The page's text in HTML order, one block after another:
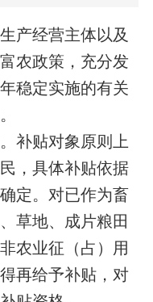
经营主体以及
农政策，充分发
稳定实施的有关
补贴对象原则上
，具体补贴依据
定。对已作为畜
草地、成片粮田
农业征（占）用
再给予补贴，对